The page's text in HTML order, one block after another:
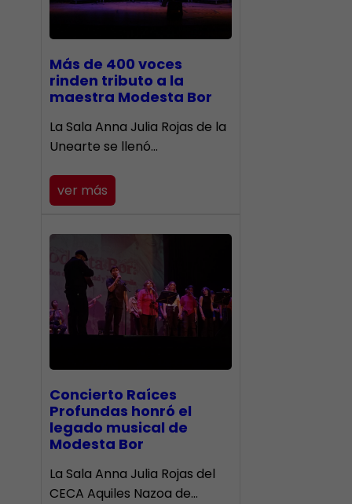
Más de 400 voces
rinden tributo a la
maestra Modesta Bor
​La Sala Anna Julia Rojas de la
Unearte se llenó…
ver más
​Concierto Raíces
Profundas honró el
legado musical de
Modesta Bor
La Sala Anna Julia Rojas del
CECA Aquiles Nazoa de…